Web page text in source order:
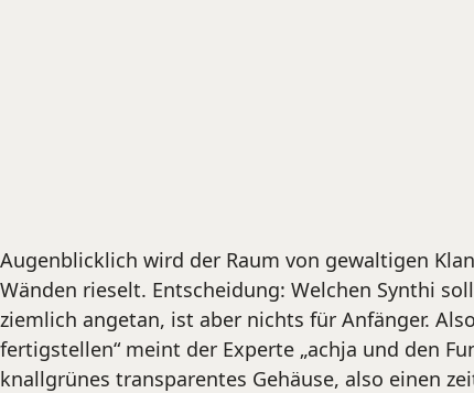
Augenblicklich wird der Raum von gewaltigen
Wänden rieselt. Entscheidung: Welchen Synthi
ziemlich angetan, ist aber nichts für Anfänger.
fertigstellen“ meint der Experte „achja und den
knallgrünes transparentes Gehäuse, also einen